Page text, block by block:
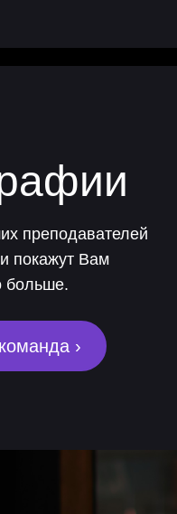
›
преподавателей
покажут Вам
больше.